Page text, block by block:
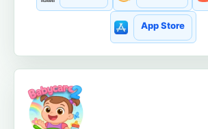
App Store